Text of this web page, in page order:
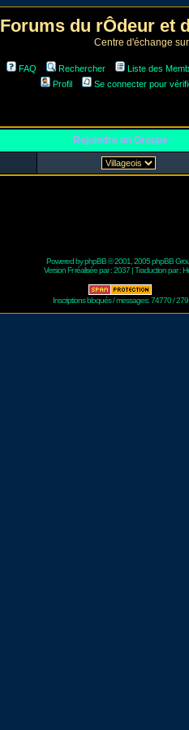
Forums du rÔdeur et
Centre d'échange
FAQ Rechercher Liste des
Profil
Se connecter pour
Rejoindre un Groupe
Powered byphpBB© 2001, 2005 phpBB
Version Fr réalisée par :2037 | Traduction par :
Inscriptions bloqués / messages: 74770 / 279